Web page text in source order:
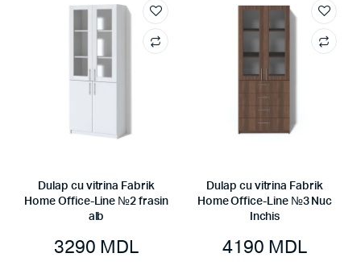
Dulap cu vitrina Fabrik
Home Office-Line №2 frasin
alb
3290 MDL
Dulap cu vitrina Fabrik
Home Office-Line №3 Nuc
Inchis
4190 MDL